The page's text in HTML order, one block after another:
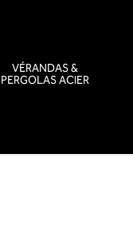
VÉRANDAS &
PERGOLAS ACIER